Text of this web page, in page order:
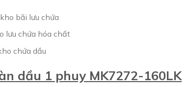
bãi lưu chứa
lưu chứa hóa chất
chứa dầu
dầu 1 phuy MK7272-160LK